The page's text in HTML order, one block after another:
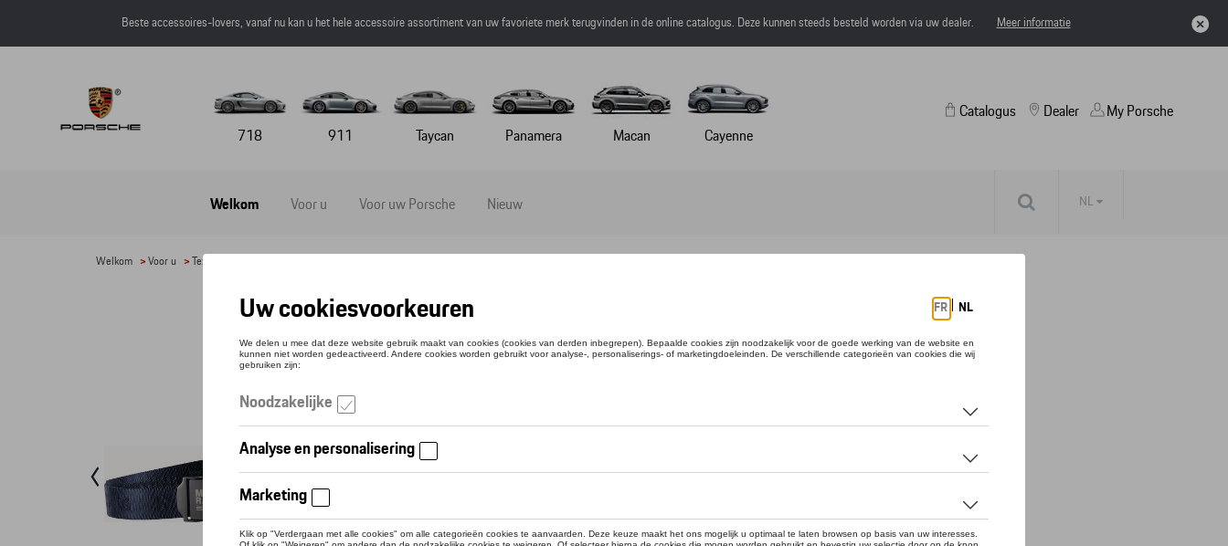
Beste accessoires-lovers, vanaf nu kan u het hele accessoire assortiment van uw favoriete merk terugvinden in de online catalogus. Deze kunnen steeds besteld worden via uw dealer. Meer informatie
718 911 Taycan Panamera Macan Cayenne
Catalogus
Welkom Voor u Voor uw Porsche Nieuw
Dealer My Porsche
NL
Welkom >Voor u >Textiel
RIEM - MARTINI RACING - 95
Referentie: WAP5600950P0MR
Riem - Martini Racing - 95
Riem - Martini Racing - 125
Contacteer uw dealer voor beschikbaarheid